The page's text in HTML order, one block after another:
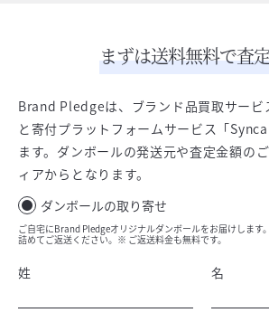
まずは送料無料で査
Brand Pledgeは、ブランド品買取サービ
と寄付プラットフォームサービス「
ます。ダンボールの発送元や査定金額の
ィアからとなります。
ダンボールの取り寄せ
ご自宅にBrand Pledgeオリジナルダンボールをお届けします
詰めてご返送ください。※ ご返送料金も無料です。
姓 名